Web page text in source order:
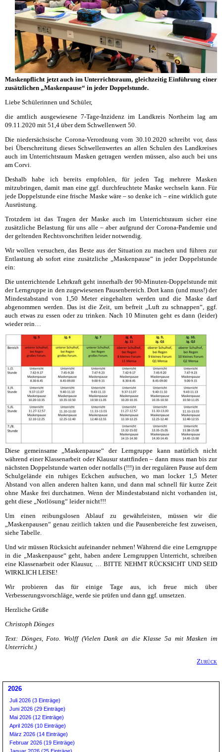
Maskenpflicht jetzt auch im Unterrichtsraum, gleichzeitig Einführung einer
zusätzlichen „Maskenpause“ in jeder Doppelstunde.
Liebe Schülerinnen und Schüler,
die amtlich ausgewiesene 7-Tage-Inzidenz im Landkreis Northeim lag am
09.11.2020 mit 51,4 über dem Schwellenwert 50.
Die niedersächsische Corona-Verordnung vom 30.10.2020 schreibt vor, dass
bei Überschreitung dieses Schwellenwertes an allen Schulen des Landkreises
auch im Unterrichtsraum Masken getragen werden müssen, also auch bei uns
am Corvi.
Deshalb habe ich bereits empfohlen, für jeden Tag mehrere Masken
mitzubringen, damit man eine ggf. durchfeuchtete Maske wechseln kann. Für
jede Doppelstunde eine frische Maske wäre – so denke ich – eine wirklich gute
Ausrüstung.
Trotzdem ist das Tragen der Maske auch im Unterrichtsraum sicher eine
zusätzliche Belastung für uns alle – aber aufgrund der Corona-Pandemie und
der geltenden Rechtsvorschriften leider notwendig.
Wir wollen versuchen, das Beste aus der Situation zu machen und führen zur
Entlastung ab sofort eine zusätzliche „Maskenpause“ in jeder Doppelstunde
ein:
Die unterrichtende Lehrkraft geht innerhalb der 90-Minuten-Doppelstunde mit
der Lerngruppe in den zugewiesenen Pausenbereich. Dort kann (und muss!) der
Mindestabstand von 1,50 Meter eingehalten werden und die Maske darf
abgenommen werden. Das ist die Zeit, um befreit „Luft zu schnappen“, ggf.
auch etwas zu essen oder zu trinken. Nach 10 Minuten geht es dann (leider)
wieder rein…
Diese gemeinsame „Maskenpause“ der Lerngruppe kann natürlich nicht
während einer Klassenarbeit oder Klausur stattfinden – dann muss man bis zur
nächsten Doppelstunde warten oder notfalls (!!!) in der regulären Pause auf dem
Schulgelände ein ruhiges Eckchen aufsuchen, wo man locker 1,5 Meter
Abstand von allen anderen halten kann, und dann mal schnell für kurze Zeit
ohne Maske frei durchatmen. Wenn der Mindestabstand nicht vorhanden ist,
geht diese „Notlösung“ leider nicht!!!
Um einen reibungslosen Ablauf zu gewährleisten, müssen wir die
„Maskenpausen“ genau zeitlich takten und die Pausenbereiche fest zuweisen,
siehe Tabelle.
Und wir müssen Rücksicht aufeinander nehmen! Während die eine Lerngruppe
in die „Maskenpause“ geht, haben andere Lerngruppen Unterricht, schreiben
eine Klassenarbeit oder Klausur, … BITTE NEHMT RÜCKSICHT UND SEID
WIRKLICH LEISE!
Wir probieren das für einige Tage aus, ich freue mich über
Verbesserungsvorschläge, werde sie prüfen und dann ggf. umsetzen.
Herzliche Grüße
Christoph Dönges
Text: Dönges, Foto. Wolff (Vielen Dank an die Klasse 5a mit Masken im
Unterricht.)
Zurück
2026
Juli 2026 (3 Einträge)
Juni 2026 (29 Einträge)
Mai 2026 (12 Einträge)
April 2026 (10 Einträge)
März 2026 (14 Einträge)
Februar 2026 (19 Einträge)